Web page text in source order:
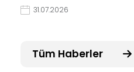
31.07.2026
Tüm Haberler